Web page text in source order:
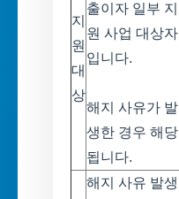
지
원
대
상
출이자 일부 지
원 사업 대상자
입니다.
해지 사유가 발
생한 경우 해당
됩니다.
해지 사유 발생